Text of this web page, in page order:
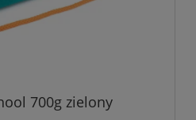
700g zielony